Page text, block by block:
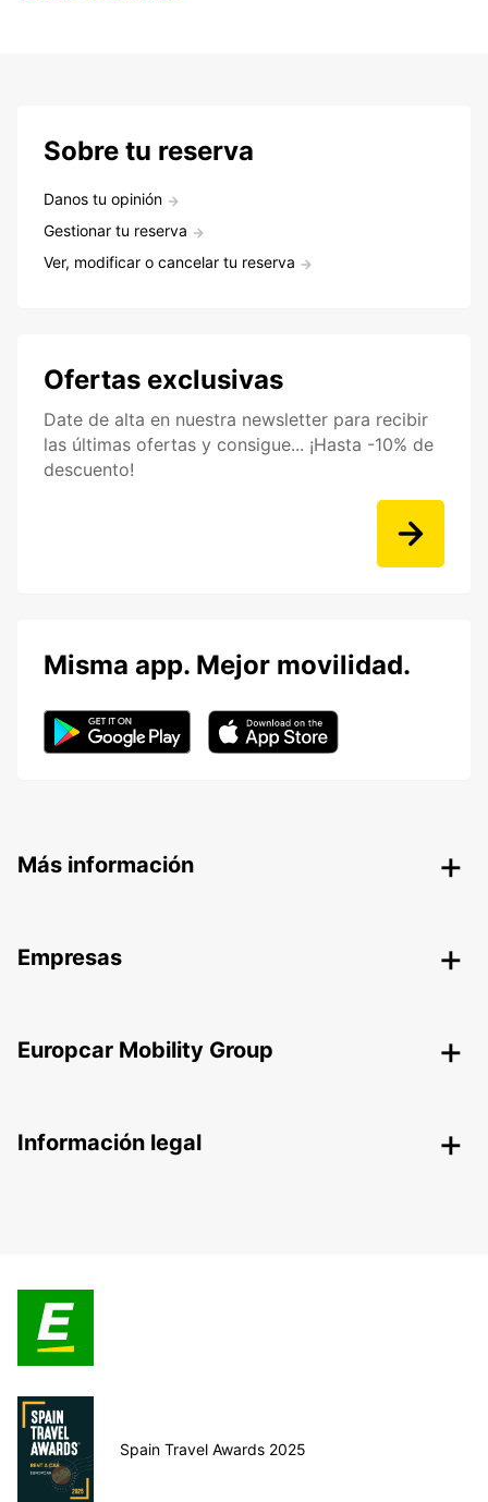
Sobre tu reserva
Danos tu opinión
Gestionar tu reserva
Ver, modificar o cancelar tu reserva
Ofertas exclusivas
Date de alta en nuestra newsletter para recibir
las últimas ofertas y consigue... ¡Hasta -10% de
descuento!
Misma app. Mejor movilidad.
Más información
Empresas
Europcar Mobility Group
Información legal
Spain Travel Awards 2025